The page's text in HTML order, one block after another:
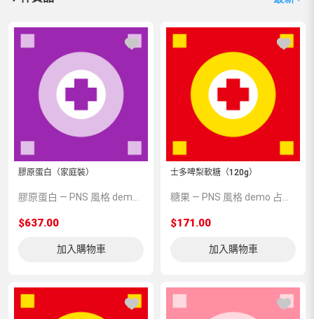
膠原蛋白（家庭裝）
$637.00
加入購物車
士多啤梨軟糖（120g）
$171.00
加入購物車